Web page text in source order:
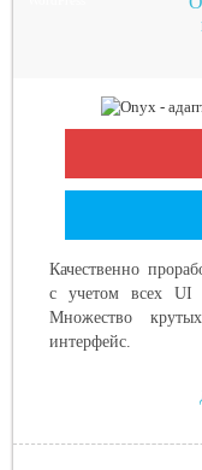
Качественно
с учетом всех UI
Множество
интерфейс.